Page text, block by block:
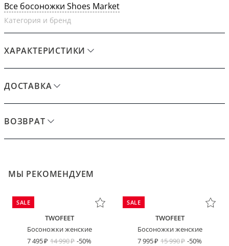
Все босоножки Shoes Market
Категория и бренд
ХАРАКТЕРИСТИКИ
ДОСТАВКА
ВОЗВРАТ
МЫ РЕКОМЕНДУЕМ
SALE
TWOFEET
Босоножки женские
7 495
14 990 -50%
SALE
TWOFEET
Босоножки женские
7 995
15 990 -50%